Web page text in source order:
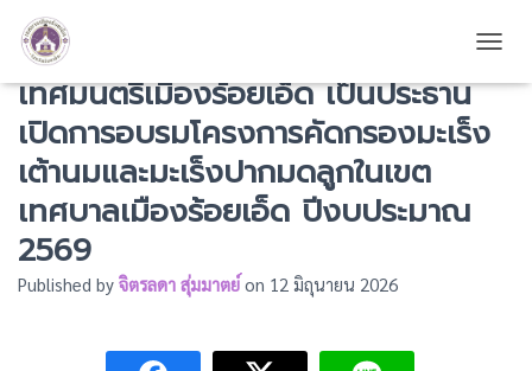
ดร.วัฒนพงษ์ ชิตทรงสวัสดิ์ รองนายก
เทศมนตรีเมืองร้อยเอ็ด เป็นประธาน
เปิดการอบรมโครงการคัดกรองมะเร็ง
เต้านมและมะเร็งปากมดลูกในเขต
เทศบาลเมืองร้อยเอ็ด ปีงบประมาณ
2569
Published by จิตรลดา สุ่มมาตย์ on 12 มิถุนายน 2026